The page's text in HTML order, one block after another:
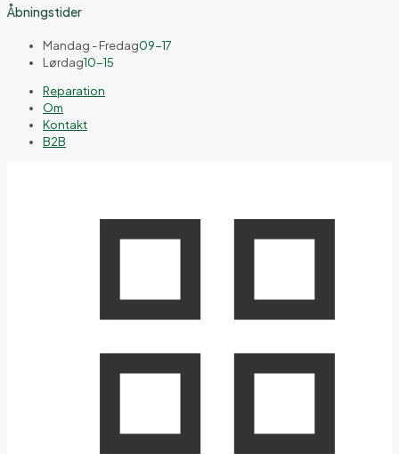
Åbningstider
Mandag - Fredag09-17
Lørdag10-15
Reparation
Om
Kontakt
B2B